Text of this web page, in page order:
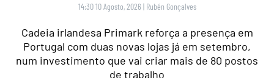
14:30 10 Agosto, 2026 | Rubén Gonçalves
Cadeia irlandesa Primark reforça a presença em
Portugal com duas novas lojas já em setembro,
num investimento que vai criar mais de 80 postos
de trabalho